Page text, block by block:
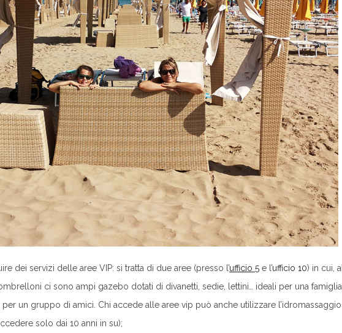
dei servizi delle aree VIP: si tratta di due aree (presso l’ufficio 5 e l’ufficio 10) in cui, al
ci sono ampi gazebo dotati di divanetti, sedie, lettini… ideali per una famiglia
un gruppo di amici. Chi accede alle aree vip può anche utilizzare l’idromassaggio
solo dai 10 anni in su);